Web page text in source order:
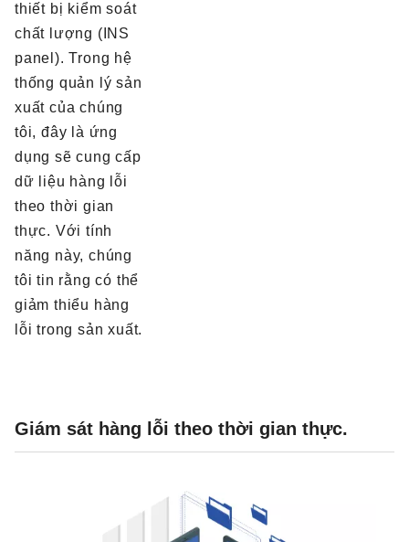
thiết bị kiểm soát
chất lượng (INS
panel). Trong hệ
thống quản lý sản
xuất của chúng
tôi, đây là ứng
dụng sẽ cung cấp
dữ liệu hàng lỗi
theo thời gian
thực. Với tính
năng này, chúng
tôi tin rằng có thể
giảm thiểu hàng
lỗi trong sản xuất.
Giám sát hàng lỗi theo thời gian thực.